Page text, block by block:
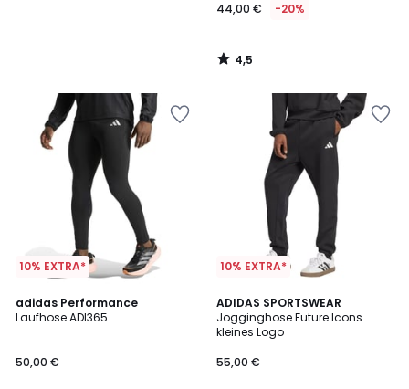
44,00 € -20%
4,5
/
10% EXTRA*
adidas Performance
Laufhose ADI365
50,00 €
4,7
/ 5
10% EXTRA*
ADIDAS SPORTSWEAR
Jogginghose Future Icons
kleines Logo
55,00 €